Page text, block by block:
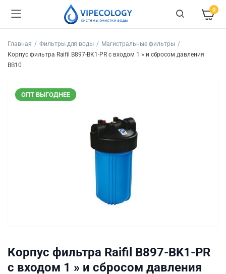
0
Главная Фильтры для воды
Магистральные фильтры
Корпус фильтра Raifil B897-BK1-PR с входом 1 » и сбросом давления
BB10
ОПТ ВЫГОДНЕЕ
Корпус фильтра Raifil B897-BK1-PR
с входом 1 » и сбросом давления